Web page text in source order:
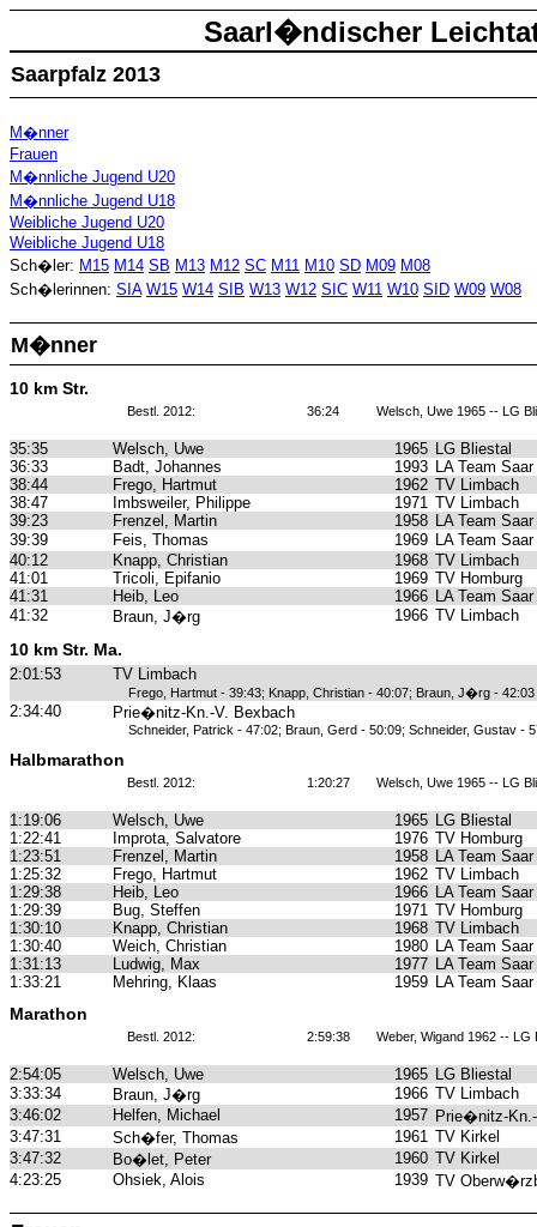
Saarl�ndischer
Saarpfalz 2013
M�nner
Frauen
M�nnliche Jugend U20
M�nnliche Jugend U18
Weibliche Jugend U20
Weibliche Jugend U18
Sch�ler: M15 M14 SB M13 M12 SC M11 M10 SD M09 M08
Sch�lerinnen: SIA W15 W14 SIB W13 W12 SIC W11 W10 SID W09 W08
M�nner
10 km Str.
Bestl. 2012: 36:24 Welsch, Uwe 1965 -- LG
35:35 Welsch, Uwe 1965 LG Bliestal
36:33
Badt, Johannes 1993 LA Team Saar
38:44
Frego, Hartmut 1962 TV Limbach
38:47
Imbsweiler, Philippe 1971 TV Limbach
39:23
Frenzel, Martin 1958 LA Team Saar
39:39
Feis, Thomas 1969 LA Team Saar
40:12
Knapp, Christian 1968 TV Limbach
41:01
Tricoli, Epifanio 1969 TV Homburg
41:31
Heib, Leo 1966 LA Team Saar
41:32
Braun, J�rg 1966 TV Limbach
10 km Str. Ma.
2:01:53 TV Limbach
Frego, Hartmut - 39:43; Knapp, Christian - 40:07; Braun, J�rg - 42:03
2:34:40 Prie�nitz-Kn.-V. Bexbach
Schneider, Patrick - 47:02; Braun, Gerd - 50:09; Schneider, Gustav -
Halbmarathon
Bestl. 2012: 1:20:27 Welsch, Uwe 1965 -- LG
1:19:06 Welsch, Uwe 1965 LG Bliestal
1:22:41
Improta, Salvatore 1976 TV Homburg
1:23:51
Frenzel, Martin 1958 LA Team Saar
1:25:32
Frego, Hartmut 1962 TV Limbach
1:29:38
Heib, Leo 1966 LA Team Saar
1:29:39
Bug, Steffen 1971 TV Homburg
1:30:10
Knapp, Christian 1968 TV Limbach
1:30:40
Weich, Christian 1980 LA Team Saar
1:31:13
Ludwig, Max 1977 LA Team Saar
1:33:21
Mehring, Klaas 1959 LA Team Saar
Marathon
Bestl. 2012: 2:59:38 Weber, Wigand 1962 -- LG
2:54:05 Welsch, Uwe 1965 LG Bliestal
3:33:34
Braun, J�rg 1966 TV Limbach
3:46:02
Helfen, Michael 1957 Prie�nitz-
3:47:31
Sch�fer, Thomas 1961 TV Kirkel
3:47:32
Bo�let, Peter 1960 TV Kirkel
4:23:25
Ohsiek, Alois 1939 TV